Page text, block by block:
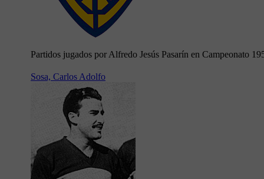
Partidos jugados por Alfredo Jesús Pasarín en Campeonato
Sosa, Carlos Adolfo